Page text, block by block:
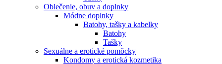
Oblečenie, obuv a doplnky
Módne doplnky
Batohy, tašky a kabelky
Batohy
Tašky
Sexuálne a erotické pomôcky
Kondomy a erotická kozmetika